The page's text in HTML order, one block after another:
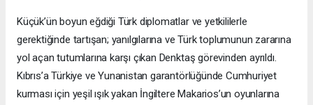
Küçük’ün boyun eğdiği Türk diplomatlar ve yetkililerle
gerektiğinde tartışan; yanılgılarına ve Türk toplumunun zararına
yol açan tutumlarına karşı çıkan Denktaş görevinden ayrıldı.
Kıbrıs’a Türkiye ve Yunanistan garantörlüğünde Cumhuriyet
kurması için yeşil ışık yakan İngiltere Makarios’un oyunlarına